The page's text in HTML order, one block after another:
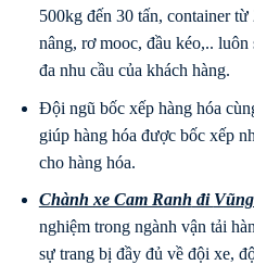
500kg đến 30 tấn, container từ
nâng, rơ mooc, đầu kéo,..
đa nhu cầu của khách hàng.
Đội ngũ bốc xếp hàng hóa
giúp hàng hóa được bốc xếp
cho hàng hóa.
Chành xe Cam Ranh đi
nghiệm trong ngành vận tải
sự trang bị đầy đủ về đội xe,